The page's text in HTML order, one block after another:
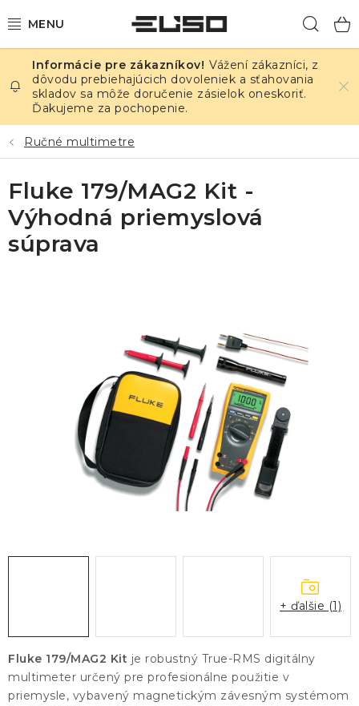
na
ELEKTRINA
TEPLOTA A VLHKOSŤ
TLAK A ÚNIKY
ZÁZNAMNÍKY
KALIBRÁCIA
Obchodné podmienky GDPR Slovník pojmov
Vážení zákazníci, z
dôvodu prebiehajúcich dovoleniek a sťahovania
skladov sa môže doručenie zásielok oneskoriť.
Ďakujeme za pochopenie.
Ručné multimetre
Fluke 179/MAG2 Kit je robustný True-RMS digitálny
multimeter určený pre profesionálne použitie v
priemysle, vybavený magnetickým závesným systémom
Fluke 179/MAG2 Kit -
Výhodná priemyslová
súprava
+ ďalšie (1)